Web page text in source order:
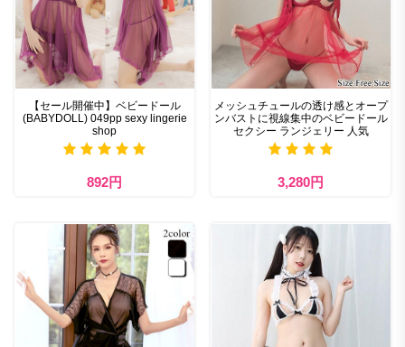
【セール開催中】ベビードール
(BABYDOLL) 049pp sexy lingerie
shop
892円
メッシュチュールの透け感とオープ
ンバストに視線集中のベビードール
セクシー ランジェリー 人気
3,280円